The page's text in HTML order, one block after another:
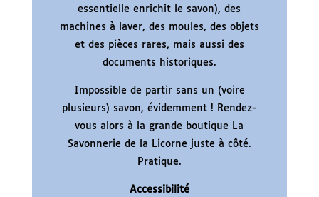
essentielle enrichit le savon), des
machines à laver, des moules, des objets
et des pièces rares, mais aussi des
documents historiques.
Impossible de partir sans un (voire
plusieurs) savon, évidemment ! Rendez-
vous alors à la grande boutique La
Savonnerie de la Licorne juste à côté.
Pratique.
Accessibilité